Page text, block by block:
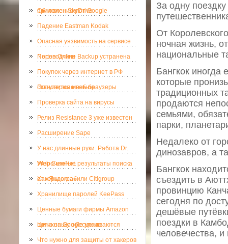
приложением от Google
Обновлен SkyDrive
Падение Eastman Kodak
Опасная уязвимость на сервисе
Norton Online Backup устранена
Переводчики
Покупок через интернет в РФ
становится меньше
Популярные веб-браузеры
Проверка сайта на вирусы
Релиз Resistance 3 уже известен
Расширение Sape
У нас длинные руки. Работа Dr.
Web CureNet.
Укороченные результаты поиска
от «Яндекса»
Хакеры ограбили Citigroup
Хранилище паролей KeePass
Ценные бумаги фирмы Amazon
потихоньку обесцениваются
Цена на Google упала
Что нужно для защиты от хакеров
За одну
От
ночная жизнь,
национальные
Бангкок иногда
которые
традиционных
продаются
семьями,
парки,
Недалеко от
динозавров, а
Бангкок
съездить в
провинцию
сегодня по
дешёвые
поездки в
человечества,